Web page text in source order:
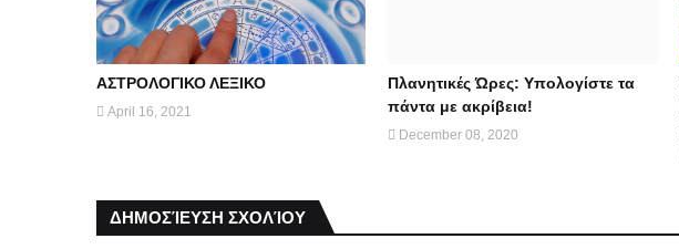
ΑΣΤΡΟΛΟΓΙΚΟ ΛΕΞΙΚΟ
April 16, 2021
Πλανητικές Ώρες: Υπολογίστε τα
πάντα με ακρίβεια!
December 08, 2020
ΔΗΜΟΣΊΕΥΣΗ ΣΧΟΛΊΟΥ